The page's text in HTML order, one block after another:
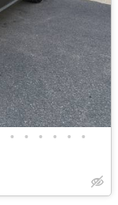
• • • • • •